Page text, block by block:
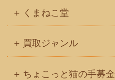
くまねこ堂
買取ジャンル
ちょこっと猫の手募金